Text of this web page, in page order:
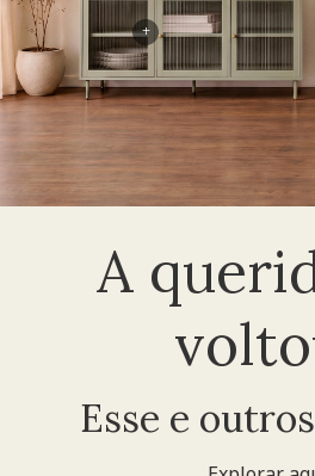
A
Esse e
+